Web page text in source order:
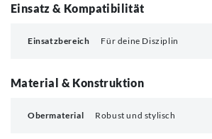
Einsatz & Kompatibilität
Einsatzbereich Für deine Disziplin
Material & Konstruktion
Obermaterial Robust und stylisch